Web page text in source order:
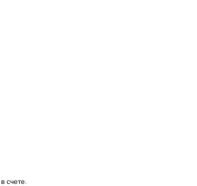
счете.